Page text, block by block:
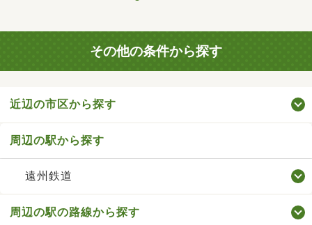
その他の条件から探す
近辺の市区から探す
周辺の駅から探す
遠州鉄道
周辺の駅の路線から探す